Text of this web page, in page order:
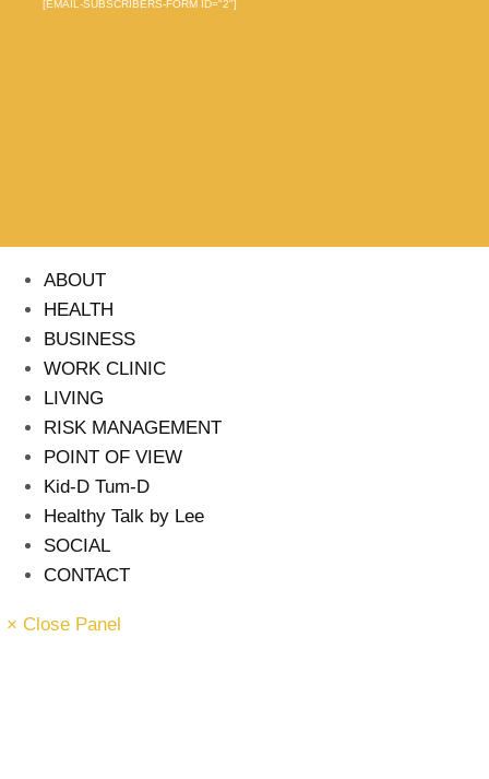
[EMAIL-SUBSCRIBERS-FORM ID="2"]
ABOUT
HEALTH
BUSINESS
WORK CLINIC
LIVING
RISK MANAGEMENT
POINT OF VIEW
Kid-D Tum-D
Healthy Talk by Lee
SOCIAL
CONTACT
× Close Panel